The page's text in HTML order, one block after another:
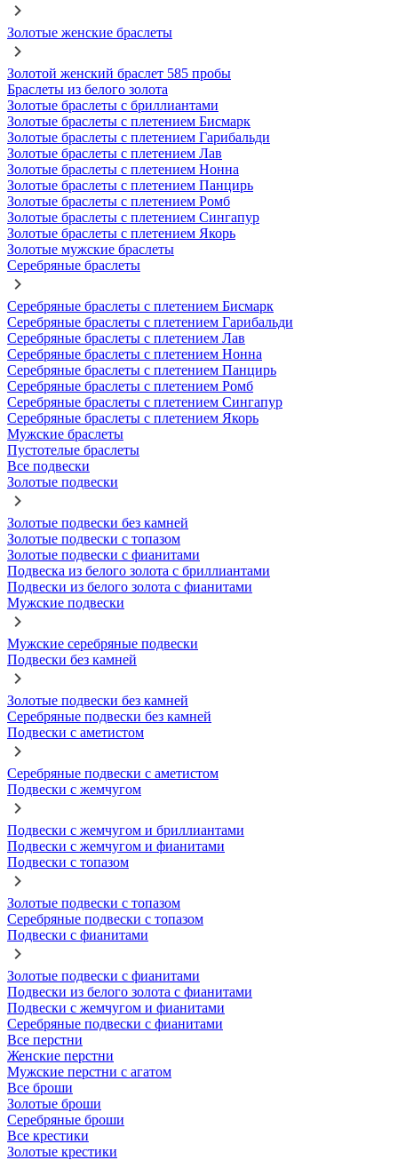
Золотые женские браслеты
Золотой женский браслет 585 пробы
Браслеты из белого золота
Золотые браслеты с бриллиантами
Золотые браслеты с плетением Бисмарк
Золотые браслеты с плетением Гарибальди
Золотые браслеты с плетением Лав
Золотые браслеты с плетением Нонна
Золотые браслеты с плетением Панцирь
Золотые браслеты с плетением Ромб
Золотые браслеты с плетением Сингапур
Золотые браслеты с плетением Якорь
Золотые мужские браслеты
Серебряные браслеты
Серебряные браслеты с плетением Бисмарк
Серебряные браслеты с плетением Гарибальди
Серебряные браслеты с плетением Лав
Серебряные браслеты с плетением Нонна
Серебряные браслеты с плетением Панцирь
Серебряные браслеты с плетением Ромб
Серебряные браслеты с плетением Сингапур
Серебряные браслеты с плетением Якорь
Мужские браслеты
Пустотелые браслеты
Все подвески
Золотые подвески
Золотые подвески без камней
Золотые подвески с топазом
Золотые подвески с фианитами
Подвеска из белого золота с бриллиантами
Подвески из белого золота с фианитами
Мужские подвески
Мужские серебряные подвески
Подвески без камней
Золотые подвески без камней
Серебряные подвески без камней
Подвески с аметистом
Серебряные подвески с аметистом
Подвески с жемчугом
Подвески с жемчугом и бриллиантами
Подвески с жемчугом и фианитами
Подвески с топазом
Золотые подвески с топазом
Серебряные подвески с топазом
Подвески с фианитами
Золотые подвески с фианитами
Подвески из белого золота с фианитами
Подвески с жемчугом и фианитами
Серебряные подвески с фианитами
Все перстни
Женские перстни
Мужские перстни с агатом
Все броши
Золотые броши
Серебряные броши
Все крестики
Золотые крестики